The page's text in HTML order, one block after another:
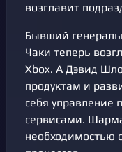
возглавит
Бывший
Чаки теперь
Xbox. А Дэвид
продуктам и
себя управление
сервисами.
необходимостью